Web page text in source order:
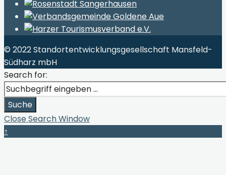
© 2022 Standortentwicklungsgesellschaft Mansfeld-
Südharz mbH
Search for:
Suche
Close Search Window
↑